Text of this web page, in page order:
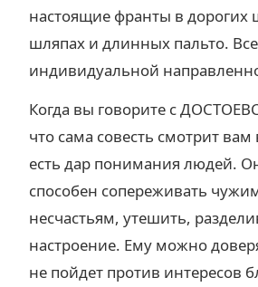
настоящие франты в
шляпах и длинных пальто.
индивидуальной
Когда вы говорите с
что сама совесть смотрит вам
есть дар понимания людей.
способен сопереживать
несчастьям, утешить,
настроение. Ему можно
не пойдет против интересов